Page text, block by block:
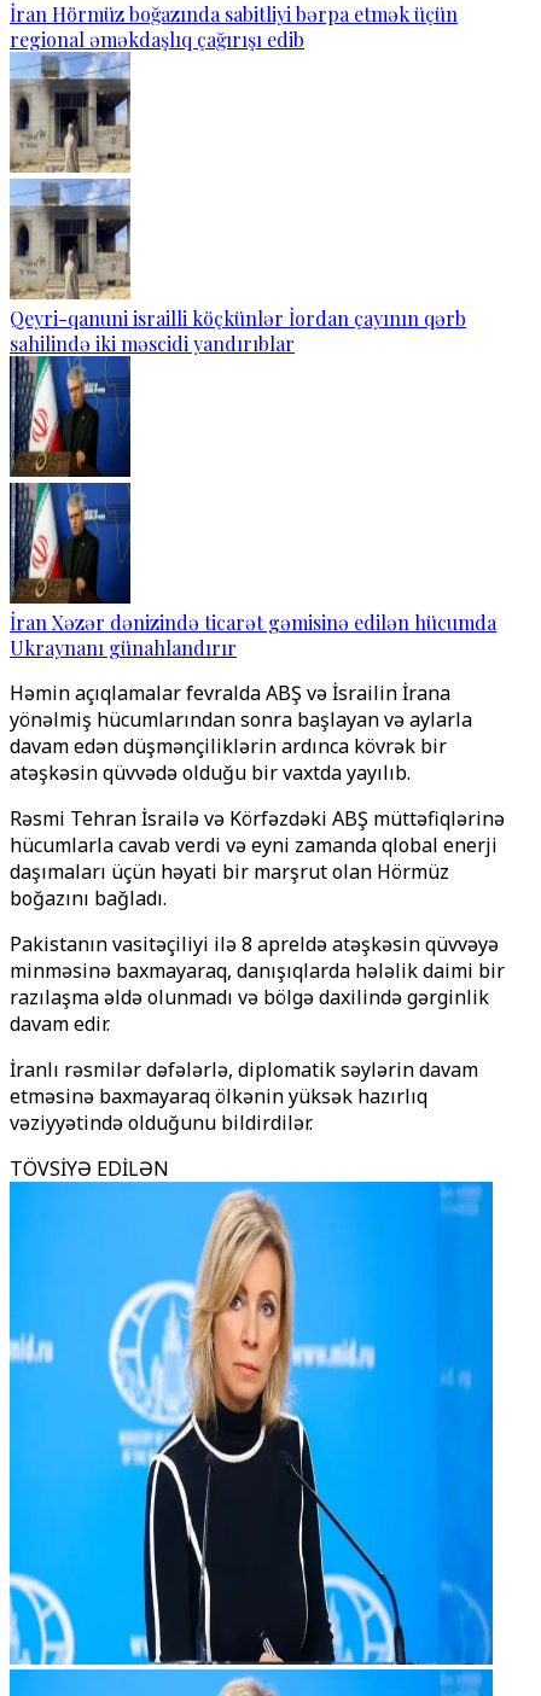
İran Hörmüz boğazında sabitliyi bərpa etmək üçün
regional əməkdaşlıq çağırışı edib
Qeyri-qanuni israilli köçkünlər İordan çayının qərb
sahilində iki məscidi yandırıblar
İran Xəzər dənizində ticarət gəmisinə edilən hücumda
Ukraynanı günahlandırır
Həmin açıqlamalar fevralda ABŞ və İsrailin İrana
yönəlmiş hücumlarından sonra başlayan və aylarla
davam edən düşmənçiliklərin ardınca kövrək bir
atəşkəsin qüvvədə olduğu bir vaxtda yayılıb.
Rəsmi Tehran İsrailə və Körfəzdəki ABŞ müttəfiqlərinə
hücumlarla cavab verdi və eyni zamanda qlobal enerji
daşımaları üçün həyati bir marşrut olan Hörmüz
boğazını bağladı.
Pakistanın vasitəçiliyi ilə 8 apreldə atəşkəsin qüvvəyə
minməsinə baxmayaraq, danışıqlarda hələlik daimi bir
razılaşma əldə olunmadı və bölgə daxilində gərginlik
davam edir.
İranlı rəsmilər dəfələrlə, diplomatik səylərin davam
etməsinə baxmayaraq ölkənin yüksək hazırlıq
vəziyyətində olduğunu bildirdilər.
TÖVSİYƏ EDİLƏN